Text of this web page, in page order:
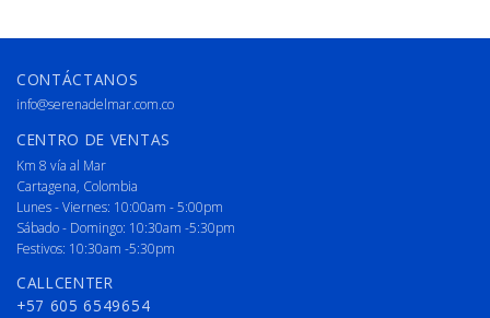
CONTÁCTANOS
info@serenadelmar.com.co
CENTRO DE VENTAS
Km 8 vía al Mar
Cartagena, Colombia
Lunes - Viernes: 10:00am - 5:00pm
Sábado - Domingo: 10:30am -5:30pm
Festivos: 10:30am -5:30pm
CALLCENTER
+57 605 6549654